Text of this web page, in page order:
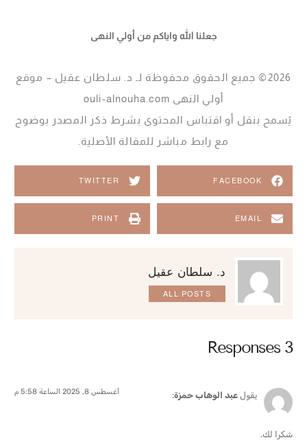
جعلنا الله واياكم من أولي النهى
2026© جميع الحقوق محفوظة لـ د. سلطان عقيل – موقع
أولي النهى ouli-alnouha.com
يُسمح بنقل أو اقتباس المحتوى بشرط ذكر المصدر بوضوح
مع رابط مباشر للمقالة الأصلية.
FACEBOOK
TWITTER
EMAIL
PRINT
د. سلطان عقيل
ALL POSTS
3 Responses
يقول عبد الوهاب حمزة: أغسطس 8, 2025 الساعة 5:58 م
شكرا لك.